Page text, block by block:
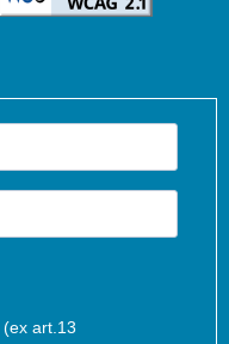
(ex art.13